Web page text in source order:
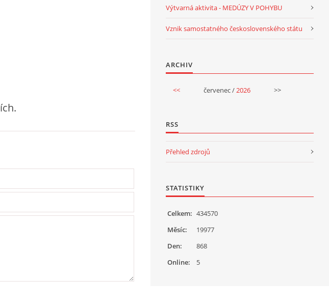
Výtvarná aktivita - MEDÚZY V POHYBU
Vznik samostatného československého státu
ARCHIV
<< červenec / 2026 >>
RSS
Přehled zdrojů
STATISTIKY
Online: 5
Celkem: 434570
Měsíc:
19977
Den:
868